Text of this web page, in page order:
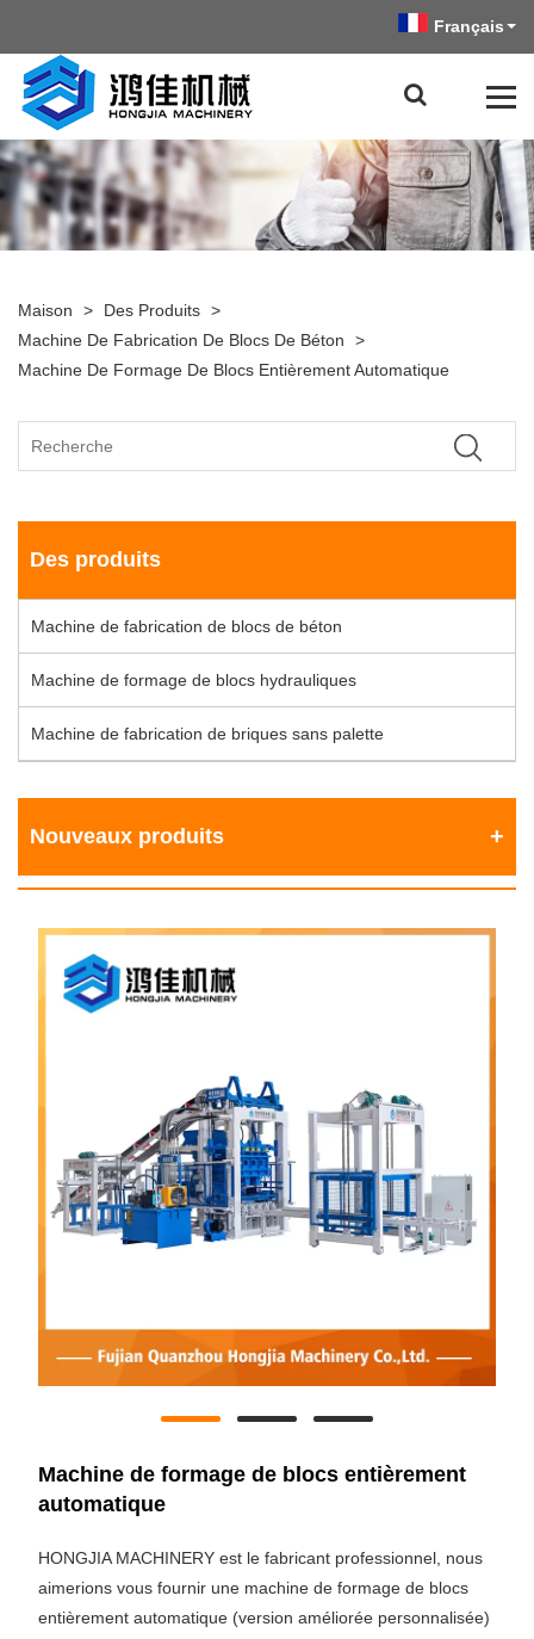
Français
Maison > Des Produits >
Machine De Fabrication De Blocs De Béton
>
Machine De Formage De Blocs Entièrement Automatique
Des produits
Machine de fabrication de blocs de béton
Machine de formage de blocs hydrauliques
Machine de fabrication de briques sans palette
Nouveaux produits
Machine de formage de blocs entièrement
automatique
HONGJIA MACHINERY est le fabricant professionnel, nous
aimerions vous fournir une machine de formage de blocs
entièrement automatique (version améliorée personnalisée)